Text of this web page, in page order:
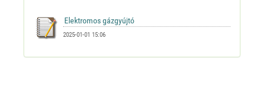
2025-01-01 15:06